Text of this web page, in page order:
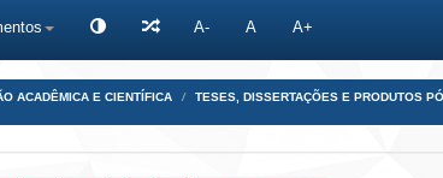
A- A A+
ACADÊMICA E CIENTÍFICA TESES, DISSERTAÇÕES E PRODUTOS